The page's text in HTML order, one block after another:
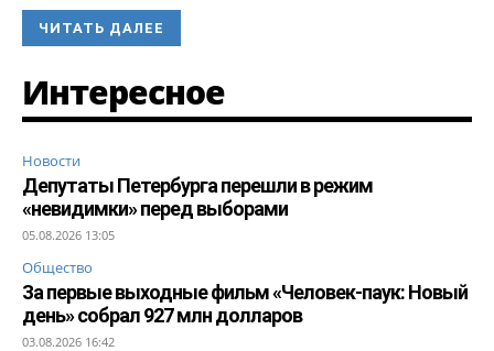
ЧИТАТЬ ДАЛЕЕ
Интересное
Новости
Депутаты Петербурга перешли в режим
«невидимки» перед выборами
05.08.2026 13:05
Общество
За первые выходные фильм «Человек-паук: Новый
день» собрал 927 млн долларов
03.08.2026 16:42